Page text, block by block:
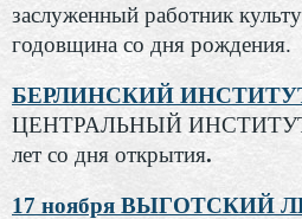
заслуженный работник
годовщина со дня рождения.
БЕРЛИНСКИЙ
ЦЕНТРАЛЬНЫЙ
лет со дня открытия.
17 ноября ВЫГОТСКИЙ